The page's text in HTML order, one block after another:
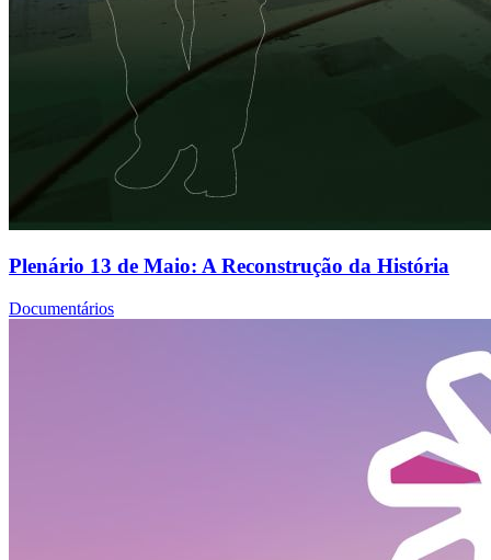
Plenário 13 de Maio: A Reconstrução da História
Documentários